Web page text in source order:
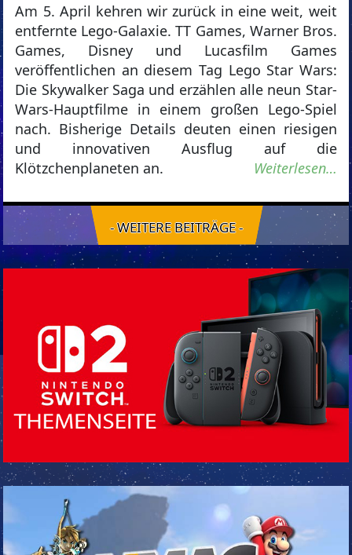
Am 5. April kehren wir zurück in eine weit, weit
entfernte Lego-Galaxie. TT Games, Warner Bros.
Games, Disney und Lucasfilm Games
veröffentlichen an diesem Tag Lego Star Wars:
Die Skywalker Saga und erzählen alle neun Star-
Wars-Hauptfilme in einem großen Lego-Spiel
nach. Bisherige Details deuten einen riesigen
und innovativen Ausflug auf die
Klötzchenplaneten an.
Weiterlesen…
- WEITERE BEITRÄGE -